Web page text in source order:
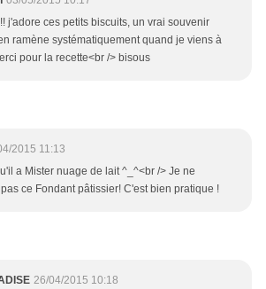
j'adore ces petits biscuits, un vrai souvenir
ramène systématiquement quand je viens à
pour la recette<br /> bisous
2015 11:13
a Mister nuage de lait ^_^<br /> Je ne
ce Fondant pâtissier! C'est bien pratique !
26/04/2015 10:18